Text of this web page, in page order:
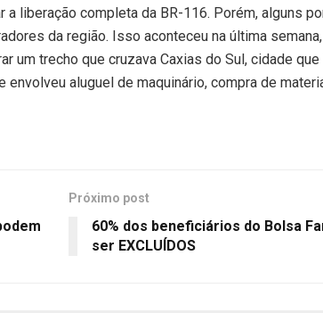
a liberação completa da BR-116. Porém, alguns
da região. Isso aconteceu na última
um trecho que cruzava Caxias do Sul, cidade
aluguel de maquinário, compra de
Próximo post
60% dos beneficiários do Bolsa
ser EXCLUÍDOS